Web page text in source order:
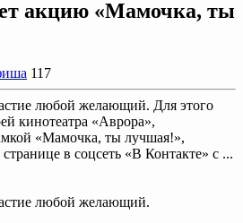
акцию «Мамочка, ты
117
любой желающий. Для этого
кинотеатра «Аврора»,
«Мамочка, ты лучшая!»,
в соцсеть «В Контакте» с ...
любой желающий.